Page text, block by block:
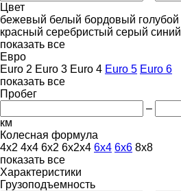
Цвет
бежевый белый бордовый голубой
красный серебристый серый синий
показать все
Евро
Euro 2 Euro 3 Euro 4 Euro 5 Euro 6
показать все
Пробег
–
км
Колесная формула
4x2 4x4 6x2 6x2x4 6x4 6x6 8x8
показать все
Характеристики
Грузоподъемность